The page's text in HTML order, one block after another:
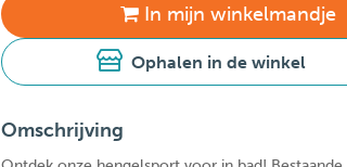
In mijn winkelmandje
Ophalen in de winkel
Omschrijving